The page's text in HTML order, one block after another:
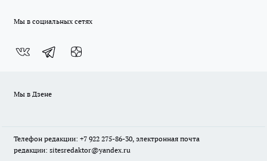
Мы в социальных сетях
Мы в Дзене
Телефон редакции: +7 922 275-86-30, электронная почта
редакции: sitesredaktor@yandex.ru